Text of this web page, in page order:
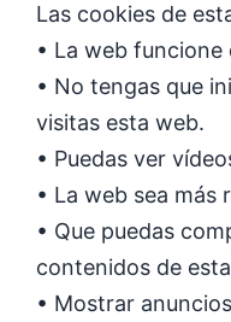
Las cookies de
• La web
• No tengas que
visitas esta web.
• Puedas ver
• La web sea más
• Que puedas
contenidos de
• Mostrar